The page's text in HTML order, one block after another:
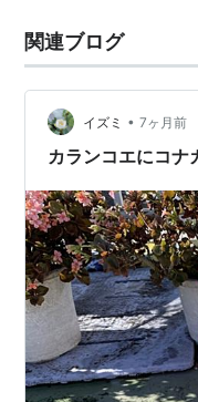
関連ブログ
イズミ • 7ヶ月前
カランコエにコナ